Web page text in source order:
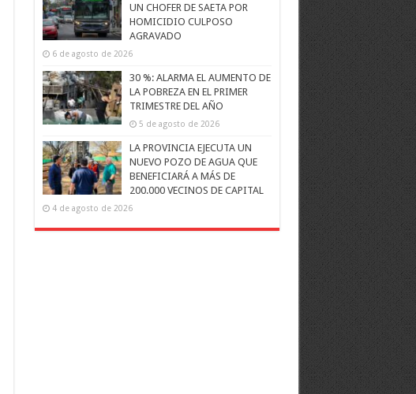
UN CHOFER DE SAETA POR
HOMICIDIO CULPOSO
AGRAVADO
6 de agosto de 2026
30 %: ALARMA EL AUMENTO DE
LA POBREZA EN EL PRIMER
TRIMESTRE DEL AÑO
5 de agosto de 2026
LA PROVINCIA EJECUTA UN
NUEVO POZO DE AGUA QUE
BENEFICIARÁ A MÁS DE
200.000 VECINOS DE CAPITAL
4 de agosto de 2026